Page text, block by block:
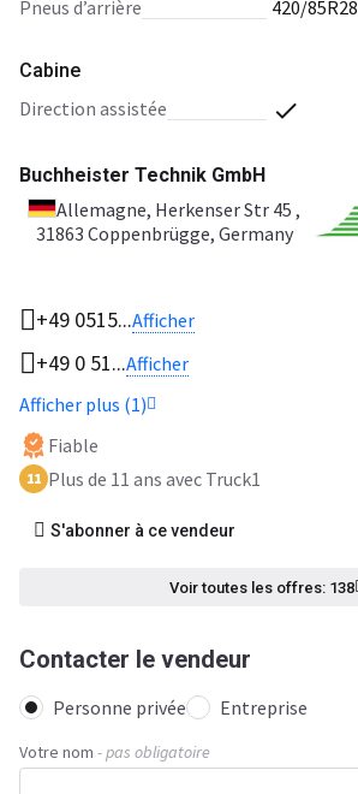
pneus d’arrière
420/85R28
Cabine
direction assistée
Buchheister Technik GmbH
Allemagne, Herkenser Str 45 ,
31863 Coppenbrügge, Germany
+49 0515...Afficher
+49 0 51...Afficher
Afficher plus (1)
Fiable
11 Plus de 11 ans avec Truck1
S'abonner à ce vendeur
Voir toutes les offres: 138
Contacter le vendeur
Personne privée Entreprise
Votre nom - pas obligatoire